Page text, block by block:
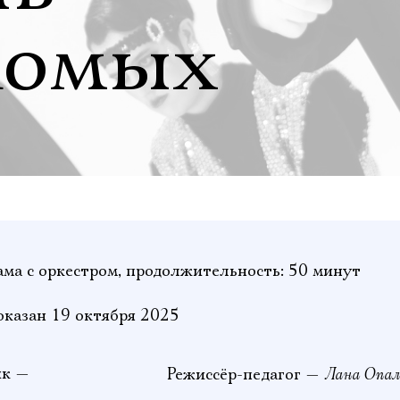
с оркестром, продолжительность: 50 минут
19 октября 2025
— Режиссёр-педагог — Лана